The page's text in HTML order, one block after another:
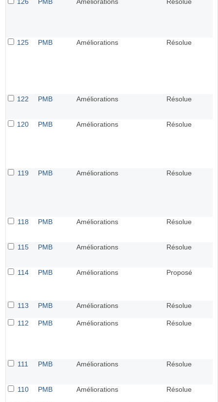
125 PMB Améliorations Résolue
122 PMB Améliorations Résolue
120 PMB Améliorations Résolue
119 PMB Améliorations Résolue
118 PMB Améliorations Résolue
115 PMB Améliorations Résolue
114 PMB Améliorations Proposé
113 PMB Améliorations Résolue
112 PMB Améliorations Résolue
111 PMB Améliorations Résolue
110 PMB Améliorations Résolue